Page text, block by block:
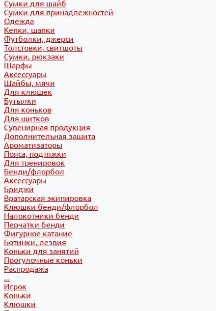
Сумки для шайб
Сумки для принадлежностей
Одежда
Кепки, шапки
Футболки, джерси
Толстовки, свитшоты
Сумки, рюкзаки
Шарфы
Аксессуары
Шайбы, мячи
Для клюшек
Бутылки
Для коньков
Для щитков
Сувенирная продукция
Дополнительная защита
Ароматизаторы
Пояса, подтяжки
Для тренировок
Бенди/флорбол
Аксессуары
Бриджи
Вратарская экипировка
Клюшки бенди/флорбол
Налокотники бенди
Перчатки бенди
Фигурное катание
Ботинки, лезвия
Коньки для занятий
Прогулочные коньки
Распродажа
...
Игрок
Коньки
Клюшки